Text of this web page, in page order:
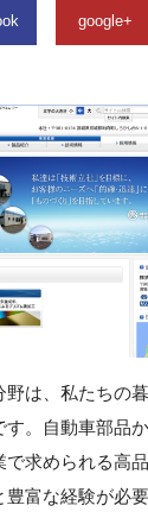
google+
は、私たちの
。自動車部品
求められる高
富な経験が必